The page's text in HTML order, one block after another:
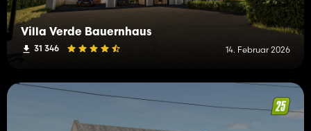
Villa Verde Bauernhaus
31 346 14. Februar 2026